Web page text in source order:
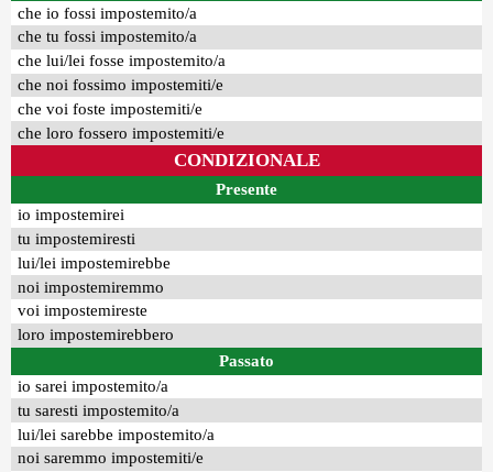
che io fossi impostemito/a
che tu fossi impostemito/a
che lui/lei fosse impostemito/a
che noi fossimo impostemiti/e
che voi foste impostemiti/e
che loro fossero impostemiti/e
CONDIZIONALE
Presente
io impostemirei
tu impostemiresti
lui/lei impostemirebbe
noi impostemiremmo
voi impostemireste
loro impostemirebbero
Passato
io sarei impostemito/a
tu saresti impostemito/a
lui/lei sarebbe impostemito/a
noi saremmo impostemiti/e